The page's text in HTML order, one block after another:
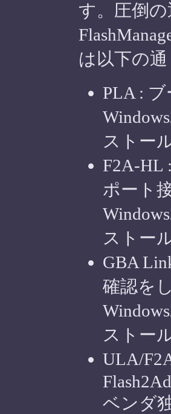
す。圧倒
は以下の通
PLA :
ストー
F2A-HL
ポート
ストー
GBA
確認を
ストー
ULA/
ベンダ